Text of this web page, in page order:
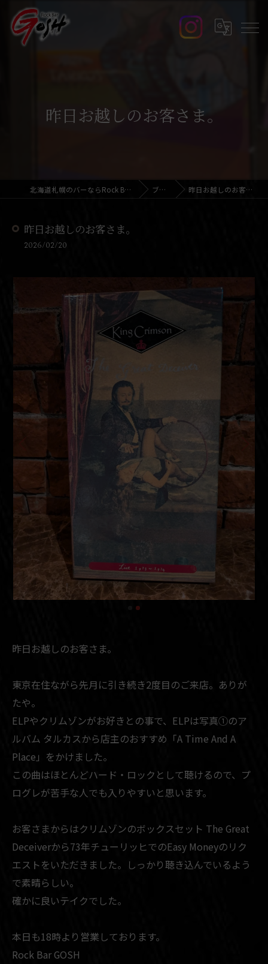
昨日お越しのお客さま。
北海道札幌のバーならRock Bar GOSH ブログ 昨日お越しのお客さま。
昨日お越しのお客さま。
2026/02/20
昨日お越しのお客さま。
東京在住ながら先月に引き続き2度目のご来店。ありが
たや。
ELPやクリムゾンがお好きとの事で、ELPは写真①のア
ルバム タルカスから店主のおすすめ「A Time And A
Place」をかけました。
この曲はほとんどハード・ロックとして聴けるので、プ
ログレが苦手な人でも入りやすいと思います。
お客さまからはクリムゾンのボックスセット The Great
Deceiverから73年チューリッヒでのEasy Moneyのリク
エストをいただきました。しっかり聴き込んでいるよう
で素晴らしい。
確かに良いテイクでした。
本日も18時より営業しております。
Rock Bar GOSH